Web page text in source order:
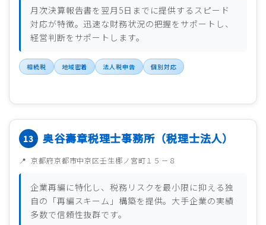
月次決算報告書を翌月5日までに提供するスピード
対応が特徴。迅速な財務状況の把握をサポートし、
経営判断をサポートします。
相続税 地域密着 法人税申告 個別対応
奥谷壽章税理士事務所（税理士法人）
京都府京都市中京区壬生梛ノ宮町１５－８
企業再編に特化し、税務リスクを最小限に抑える独
自の「再編スキーム」構築を提供。大手企業の実績
多数で信頼性抜群です。